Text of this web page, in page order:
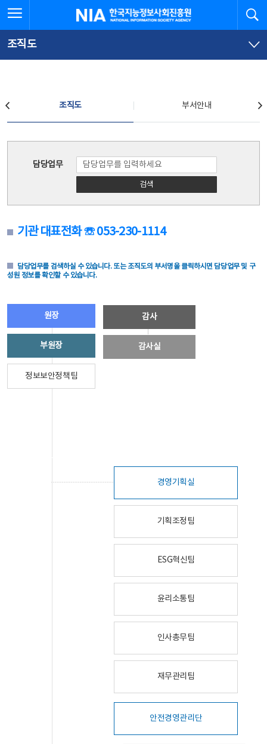
문
로
가
체
뉴
바
가
한국지능정보사회진흥원
조직도
조직도 부서안내
담당업무
검색
기관 대표전화 ☏ 053-230-1114
담당업무를 검색하실 수 있습니다. 또는 조직도의 부서명을 클릭하시면 담당업무 및 구
성원 정보를 확인할 수 있습니다.
원장
부원장
정보보안정책팀
감사
감사실
경영기획실
기획조정팀
ESG혁신팀
윤리소통팀
인사총무팀
재무관리팀
안전경영관리단